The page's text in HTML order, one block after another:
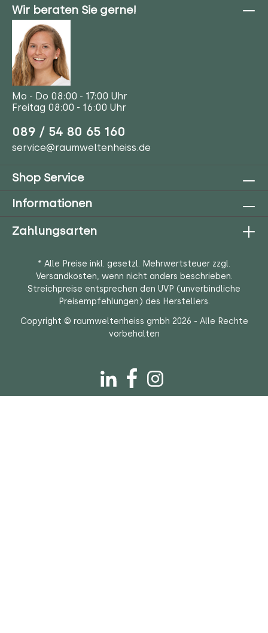
Wir beraten Sie gerne!
Mo - Do 08:00 - 17:00 Uhr
Freitag 08:00 - 16:00 Uhr
089 / 54 80 65 160
service@raumweltenheiss.de
Shop Service
Informationen
Zahlungsarten
* Alle Preise inkl. gesetzl. Mehrwertsteuer zzgl.
Versandkosten, wenn nicht anders beschrieben.
Streichpreise entsprechen den UVP (unverbindliche
Preisempfehlungen) des Herstellers.
Copyright © raumweltenheiss gmbh 2026 - Alle Rechte
vorbehalten